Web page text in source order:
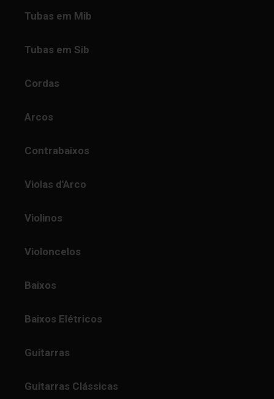
Tubas em Mib
Tubas em Sib
Cordas
Arcos
Contrabaixos
Violas d'Arco
Violinos
Violoncelos
Baixos
Baixos Elétricos
Guitarras
Guitarras Clássicas